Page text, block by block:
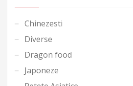
Chinezesti
Diverse
Dragon food
Japoneze